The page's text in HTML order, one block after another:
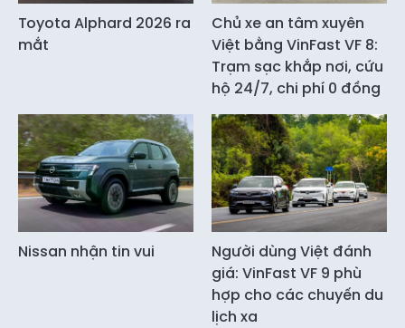
Toyota Alphard 2026 ra
mắt
Chủ xe an tâm xuyên
Việt bằng VinFast VF 8:
Trạm sạc khắp nơi, cứu
hộ 24/7, chi phí 0 đồng
Nissan nhận tin vui
Người dùng Việt đánh
giá: VinFast VF 9 phù
hợp cho các chuyến du
lịch xa